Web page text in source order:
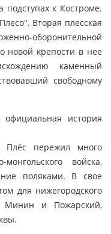
подступах к Костроме.
Вторая плесская
оборонительной
новой крепости в нее
каменный
свободному
история
Плёс пережил много
войска,
поляками. В свое
для нижегородского
Минин и Пожарский,